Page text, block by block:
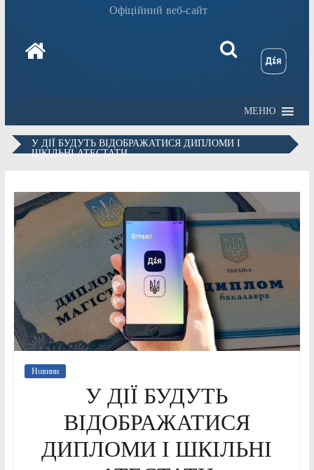
Офіційний веб-сайт
МЕНЮ
У ДІЇ БУДУТЬ ВІДОБРАЖАТИСЯ ДИПЛОМИ І
ШКІЛЬНІ АТЕСТАТИ
Новини
У ДІЇ БУДУТЬ
ВІДОБРАЖАТИСЯ
ДИПЛОМИ І ШКІЛЬНІ